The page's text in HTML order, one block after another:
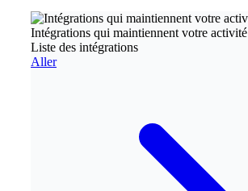
Intégrations qui maintiennent votre activité
Liste des intégrations
Aller